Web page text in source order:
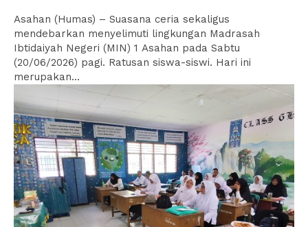
Asahan (Humas) – Suasana ceria sekaligus
mendebarkan menyelimuti lingkungan Madrasah
Ibtidaiyah Negeri (MIN) 1 Asahan pada Sabtu
(20/06/2026) pagi. Ratusan siswa-siswi. Hari ini
merupakan...